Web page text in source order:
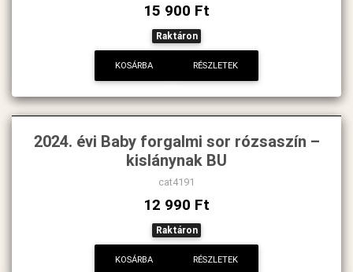
15 900 Ft
Raktáron
KOSÁRBA RÉSZLETEK
2024. évi Baby forgalmi sor rózsaszín –
kislánynak BU
cat4191
12 990 Ft
Raktáron
KOSÁRBA RÉSZLETEK